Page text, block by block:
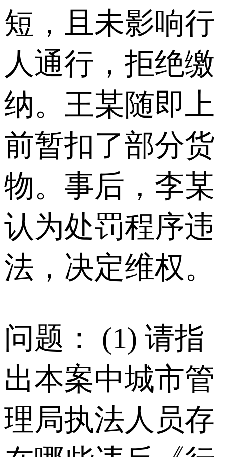
短，且未影响行
人通行，拒绝缴
纳。王某随即上
前暂扣了部分货
物。事后，李某
认为处罚程序违
法，决定维权。
问题： (1) 请指
出本案中城市管
理局执法人员存